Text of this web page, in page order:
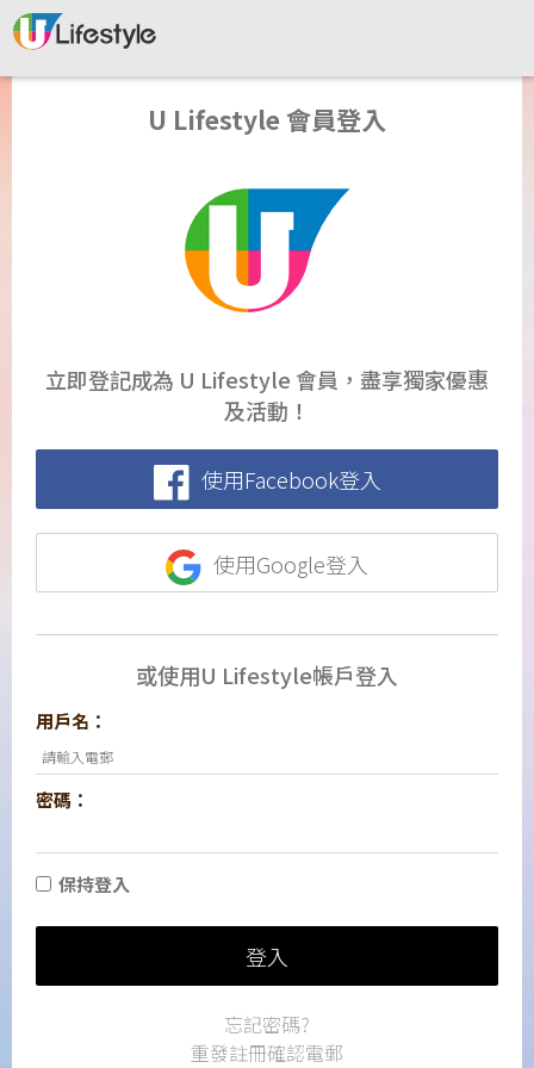
U Lifestyle 會員登入
立即登記成為 U Lifestyle 會員，盡享獨家優惠
及活動！
使用Facebook登入
使用Google登入
或使用U Lifestyle帳戶登入
用戶名：
密碼：
保持登入
登入
忘記密碼?
重發註冊確認電郵